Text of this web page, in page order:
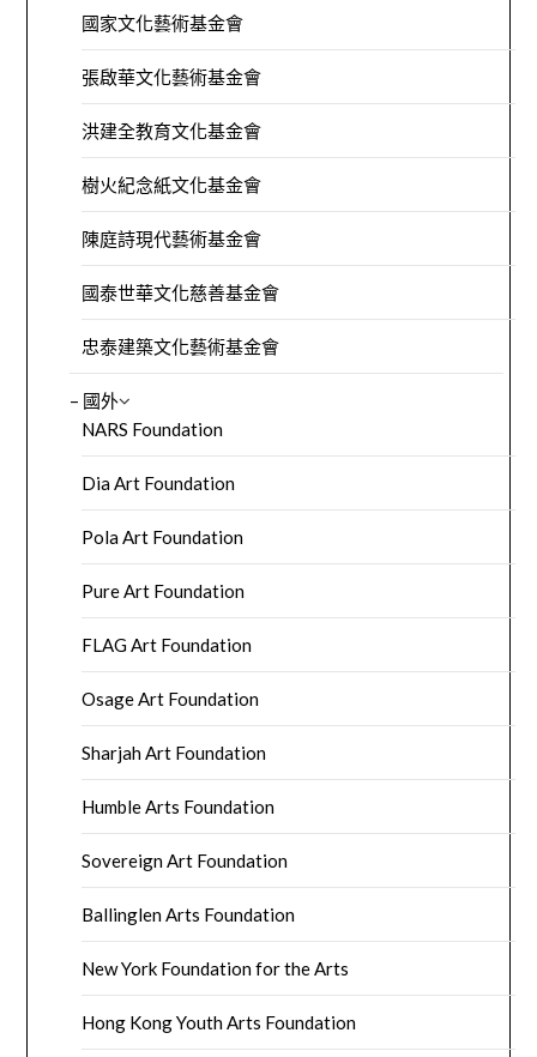
國家文化藝術基金會
張啟華文化藝術基金會
洪建全教育文化基金會
樹火紀念紙文化基金會
陳庭詩現代藝術基金會
國泰世華文化慈善基金會
忠泰建築文化藝術基金會
– 國外
NARS Foundation
Dia Art Foundation
Pola Art Foundation
Pure Art Foundation
FLAG Art Foundation
Osage Art Foundation
Sharjah Art Foundation
Humble Arts Foundation
Sovereign Art Foundation
Ballinglen Arts Foundation
New York Foundation for the Arts
Hong Kong Youth Arts Foundation